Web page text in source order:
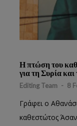
Η πτώση του
για τη Συρία
Editing Team - 8
Γράφει ο
καθεστώτος